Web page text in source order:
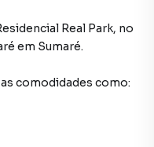
Real Park, no
em Sumaré.
comodidades como: